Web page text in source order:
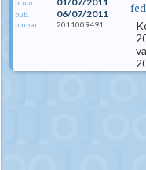
prom.
pub. 06/07/2011
numac 2011009491